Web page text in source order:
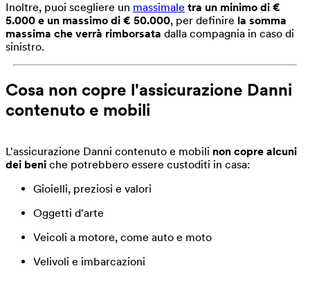
Inoltre, puoi scegliere un massimale tra un minimo di €
5.000 e un massimo di € 50.000, per definire la somma
massima che verrà rimborsata dalla compagnia in caso di
sinistro.
Cosa non copre l'assicurazione Danni
contenuto e mobili
L'assicurazione Danni contenuto e mobili non copre alcuni
dei beni che potrebbero essere custoditi in casa:
Gioielli, preziosi e valori
Oggetti d'arte
Veicoli a motore, come auto e moto
Velivoli e imbarcazioni